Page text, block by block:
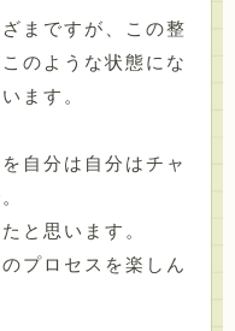
まですが、この整
のような状態にな
ます。
自分は自分はチャ
と思います。
プロセスを楽しん